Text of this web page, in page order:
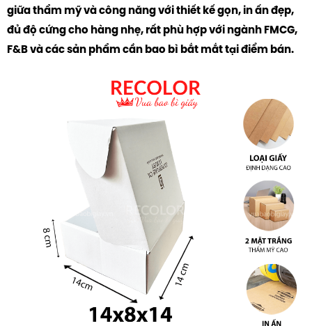
giữa thẩm mỹ và công năng với thiết kế gọn, in ấn đẹp,
đủ độ cứng cho hàng nhẹ, rất phù hợp với ngành FMCG,
F&B và các sản phẩm cần bao bì bắt mắt tại điểm bán.